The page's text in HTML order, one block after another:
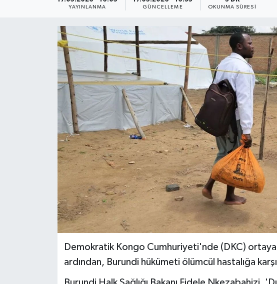
YAYINLANMA GÜNCELLEME OKUNMA SÜRESI
Demokratik Kongo Cumhuriyeti'nde (DKC) ortaya
ardından, Burundi hükümeti ölümcül hastalığa
Bi̇li̇m & Teknoloji̇